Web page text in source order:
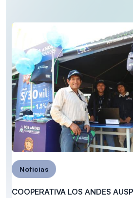
Noticias
COOPERATIVA LOS ANDES